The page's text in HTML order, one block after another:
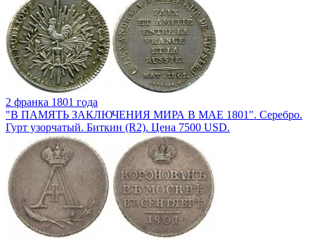
2 франка 1801 года
"В ПАМЯТЬ ЗАКЛЮЧЕНИЯ МИРА В МАЕ 1801". Серебро.
Гурт узорчатый. Биткин (R2). Цена 7500 USD.